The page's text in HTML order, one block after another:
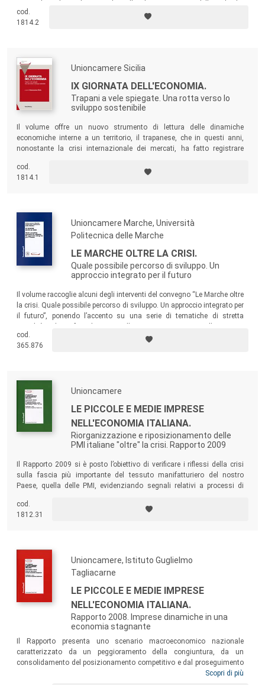
industriali.
cod.
1814.2
Unioncamere Sicilia
IX GIORNATA DELL'ECONOMIA.
Trapani a vele spiegate. Una rotta verso lo
sviluppo sostenibile
Il volume offre un nuovo strumento di lettura delle dinamiche
economiche interne a un territorio, il trapanese, che in questi anni,
nonostante la crisi internazionale dei mercati, ha fatto registrare
marketing di tutta Italia analizzano il “caso Trapani”, una provincia di
poco più di 70 mila abitanti che di recente ha riscoperto una forte
cod.
1814.1
Unioncamere Marche, Università
Politecnica delle Marche
LE MARCHE OLTRE LA CRISI.
Quale possibile percorso di sviluppo. Un
approccio integrato per il futuro
Il volume raccoglie alcuni degli interventi del convegno “Le Marche oltre
la crisi. Quale possibile percorso di sviluppo. Un approccio integrato per
il futuro”, ponendo l’accento su una serie di tematiche di stretta
Marche e sulle criticità del momento, per tracciare le coordinate della
ripresa e dello sviluppo.
cod.
365.876
Unioncamere
LE PICCOLE E MEDIE IMPRESE
NELL'ECONOMIA ITALIANA.
Riorganizzazione e riposizionamento delle
PMI italiane "oltre" la crisi. Rapporto 2009
Il Rapporto 2009 si è posto l’obiettivo di verificare i riflessi della crisi
sulla fascia più importante del tessuto manifatturiero del nostro
Paese, quella delle PMI, evidenziando segnali relativi a processi di
indubbiamente aspetti negativi, ma anche segnali di tenuta della
capacità competitiva.
cod.
1812.31
Unioncamere, Istituto Guglielmo
Tagliacarne
LE PICCOLE E MEDIE IMPRESE
NELL'ECONOMIA ITALIANA.
Rapporto 2008. Imprese dinamiche in una
economia stagnante
Il Rapporto presenta uno scenario macroeconomico nazionale
caratterizzato da un peggioramento della congiuntura, da un
consolidamento del posizionamento competitivo e dal proseguimento
delle trasformazioni di tipo strutturale delle nostre PMI manifatturiere.
Scopri di più